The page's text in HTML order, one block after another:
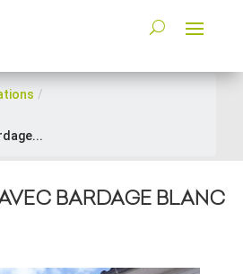
/
BARDAGE BLANC